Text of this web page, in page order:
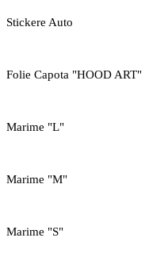
Stickere Auto
Folie Capota "HOOD ART"
Marime "L"
Marime "M"
Marime "S"